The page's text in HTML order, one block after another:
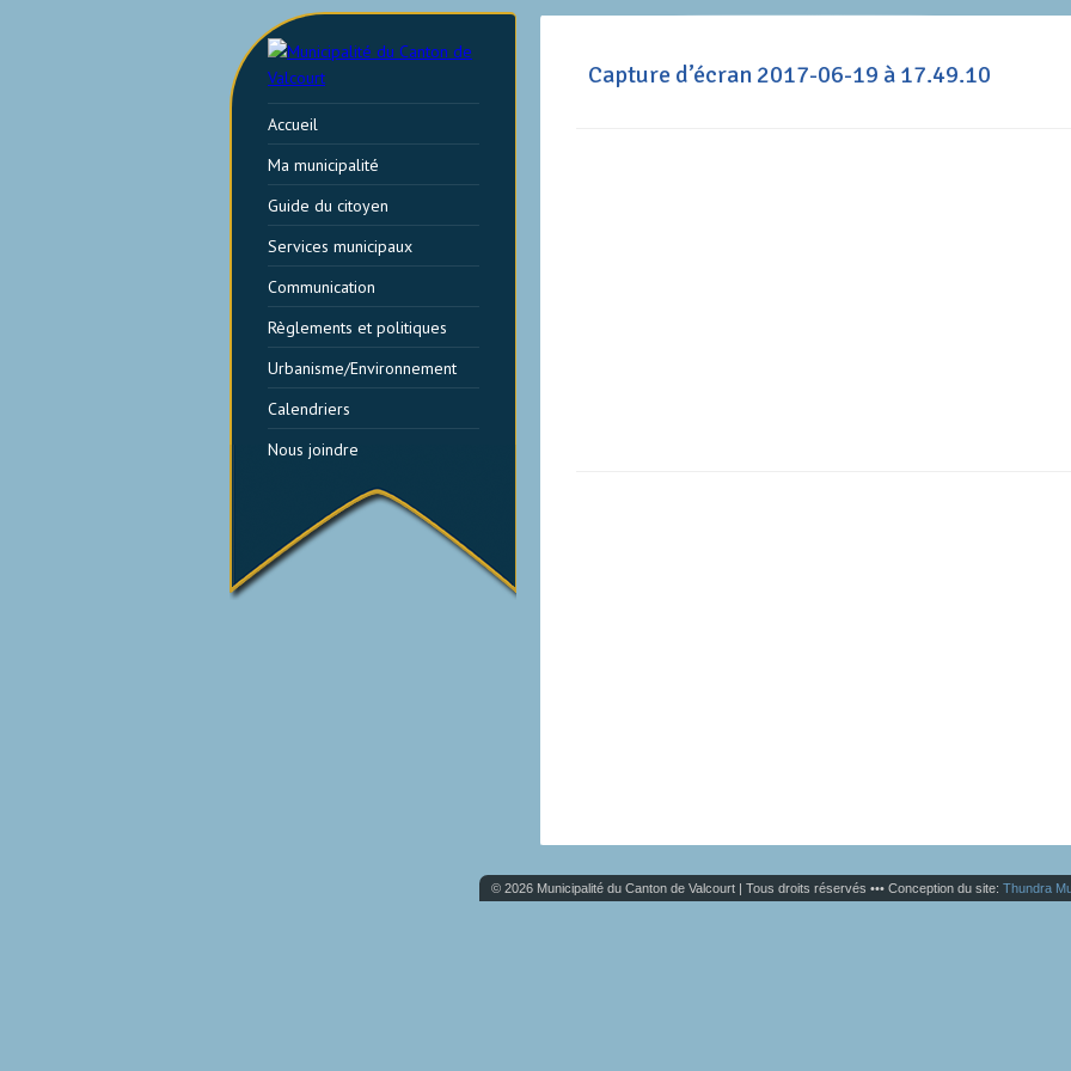
Capture d’écran 2017-06-19 à 17.49.10
Accueil
Ma municipalité
Guide du citoyen
Services municipaux
Communication
Règlements et politiques
Urbanisme/Environnement
Calendriers
Nous joindre
© 2026 Municipalité du Canton de Valcourt | Tous droits réservés ••• Conception du site: Thundra